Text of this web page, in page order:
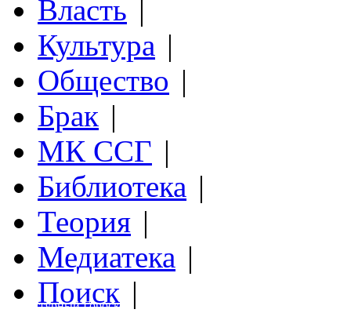
Власть |
Культура |
Общество |
Брак |
МК ССГ |
Библиотека |
Теория |
Медиатека |
Поиск |
Структурный Гороскоп